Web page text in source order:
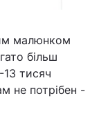
малюнком
більш
тисяч
не потрібен -